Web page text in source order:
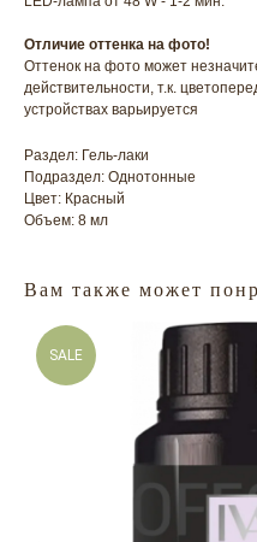
Отличие оттенка на фото!
Оттенок на фото может
действительности, т.к.
устройствах варьируется
Раздел: Гель-лаки
Подраздел: Однотонные
Цвет: Красный
Объем: 8 мл
Вам также может
SALE
ГЛАВНАЯ
+7 909 800-50-10
ECONAIL@BK.RU